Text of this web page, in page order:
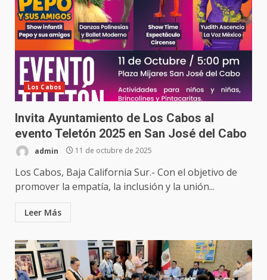
Los Cabos
Invita Ayuntamiento de Los Cabos al
evento Teletón 2025 en San José del Cabo
admin 11 de octubre de 2025
Los Cabos, Baja California Sur.- Con el objetivo de
promover la empatía, la inclusión y la unión...
Leer Más